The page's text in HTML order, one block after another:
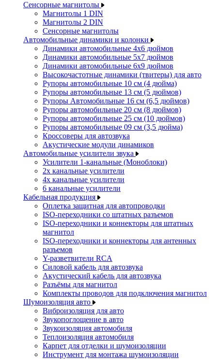
Сенсорные магнитолы
Магнитолы 1 DIN
Магнитолы 2 DIN
Сенсорные магнитолы
Автомобильные динамики и колонки
Динамики автомобильные 4x6 дюймов
Динамики автомобильные 5x7 дюймов
Динамики автомобильные 6x9 дюймов
Высокочастотные динамики (твитеры) для авто
Рупоры автомобильные 10 см (4 дюйма)
Рупоры автомобильные 13 см (5 дюймов)
Рупоры Автомобильные 16 см (6,5 дюймов)
Рупоры автомобильные 20 см (8 дюймов)
Рупоры автомобильные 25 см (10 дюймов)
Рупоры автомобильные 09 см (3,5 дюйма)
Кроссоверы для автозвука
Акустические модули динамиков
Автомобильные усилители звука
Усилители 1-канальные (Моноблоки)
2х канальные усилители
4х канальные усилители
6 канальные усилители
Кабельная продукция
Оплетка защитная для автопроводки
ISO-переходники со штатных разъемов
ISO-переходники и коннекторы для штатных
магнитол
ISO-переходники и коннекторы для антенных
разъемов
Y-разветвители RCA
Силовой кабель для автозвука
Акустический кабель для автозвука
Разъёмы для магнитол
Комплекты проводов для подключения магнитол
Шумоизоляция авто
Виброизоляция для авто
Звукопоглощение в авто
Звукоизоляция автомобиля
Теплоизоляция автомобиля
Карпет для отделки и шумоизоляции
Инструмент для монтажа шумоизоляции